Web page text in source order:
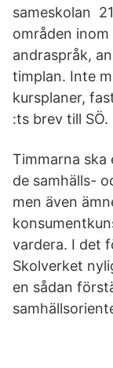
sameskolan
områden
andraspråk,
timplan. Inte
kursplaner,
:ts brev till
Timmarna ska
de samhälls-
men även
vardera. I det
Skolverket
en sådan